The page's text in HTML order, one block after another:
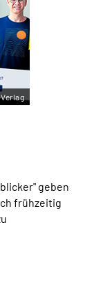
geben
frühzeitig